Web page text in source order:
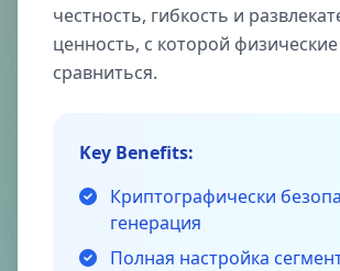
честность, гибкость и
ценность, с которой
сравниться.
Key Benefits:
Криптографически
генерация
Полная настройка